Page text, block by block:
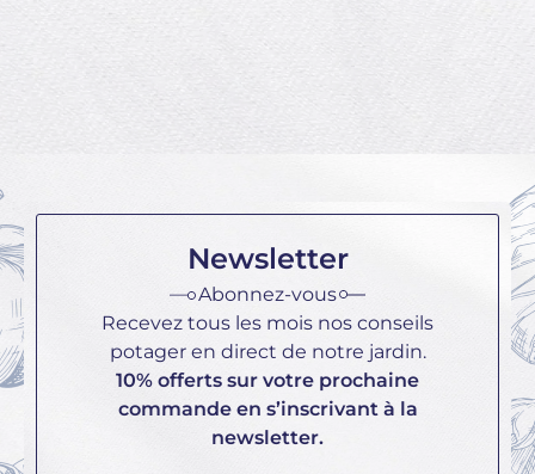
Newsletter
Abonnez-vous
Recevez tous les mois nos conseils
potager en direct de notre jardin.
10% offerts sur votre prochaine
commande en s’inscrivant à la
newsletter.